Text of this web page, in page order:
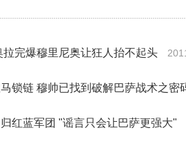
完爆穆里尼奥让狂人抬不起头
锁链 穆帅已找到破解巴萨战术之密
红蓝军团 "谣言只会让巴萨更强大"